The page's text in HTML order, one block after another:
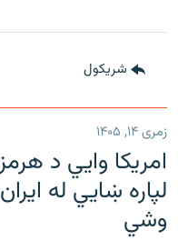
شريکول
زمری ۱۴, ۱۴۰۵
امریکا وايي د
لپاره ښایي له
وشي